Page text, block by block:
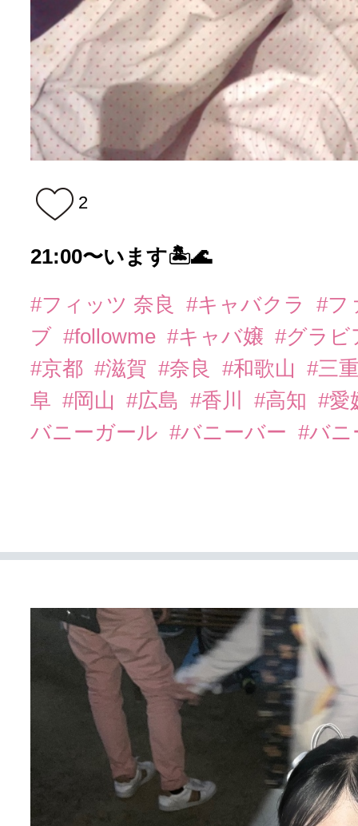
2
21:00〜います🏝️🌊
#フィッツ 奈良 #キャバクラ
#フ
ブ #followme #キャバ嬢 #グラ
#京都 #滋賀 #奈良 #和歌山
#三
阜 #岡山 #広島 #香川 #高知 #愛
バニーガール #バニーバー #バ